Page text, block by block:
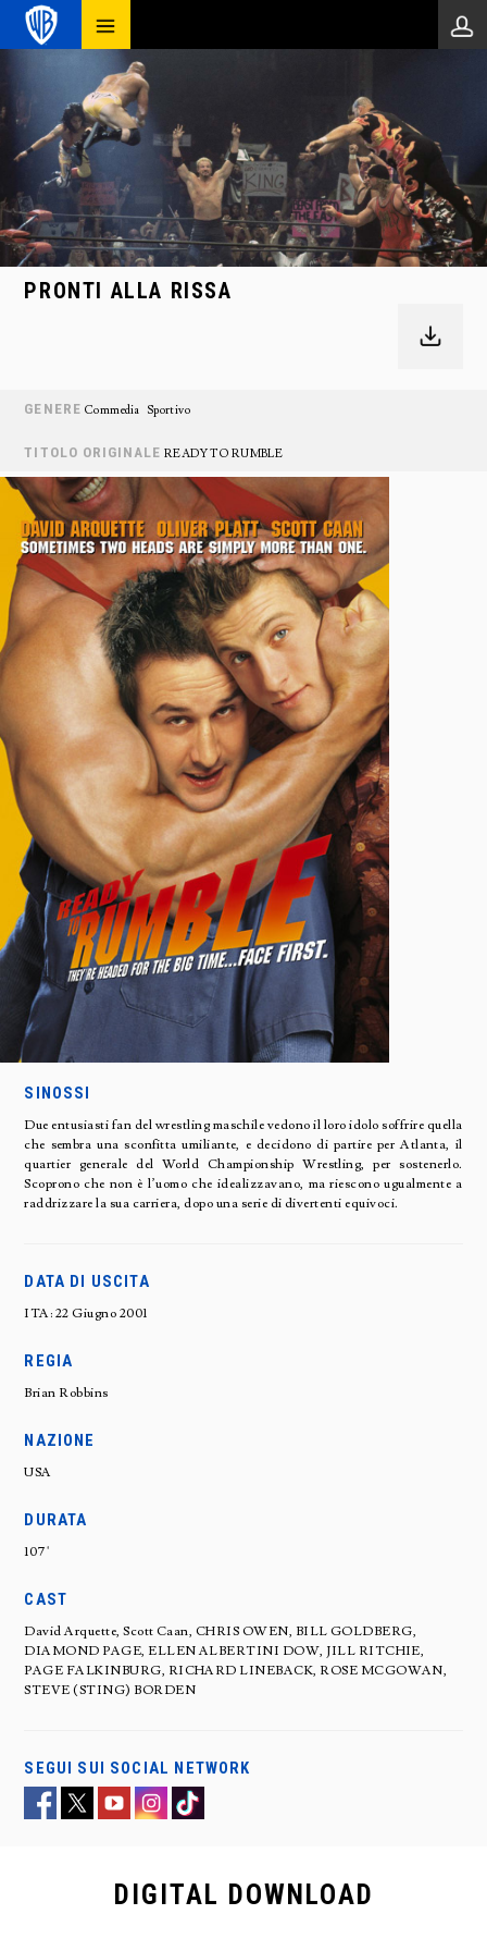
PRONTI ALLA RISSA
GENERE Commedia Sportivo
TITOLO ORIGINALE READY TO RUMBLE
SINOSSI
Due entusiasti fan del wrestling maschile vedono il loro idolo soffrire quella
che sembra una sconfitta umiliante, e decidono di partire per Atlanta, il
quartier generale del World Championship Wrestling, per sostenerlo.
Scoprono che non è l’uomo che idealizzavano, ma riescono ugualmente a
raddrizzare la sua carriera, dopo una serie di divertenti equivoci.
DATA DI USCITA
ITA: 22 Giugno 2001
REGIA
Brian Robbins
NAZIONE
USA
DURATA
107'
CAST
David Arquette, Scott Caan, CHRIS OWEN, BILL GOLDBERG,
DIAMOND PAGE, ELLEN ALBERTINI DOW, JILL RITCHIE,
PAGE FALKINBURG, RICHARD LINEBACK, ROSE MCGOWAN,
STEVE (STING) BORDEN
SEGUI SUI SOCIAL NETWORK
DIGITAL DOWNLOAD